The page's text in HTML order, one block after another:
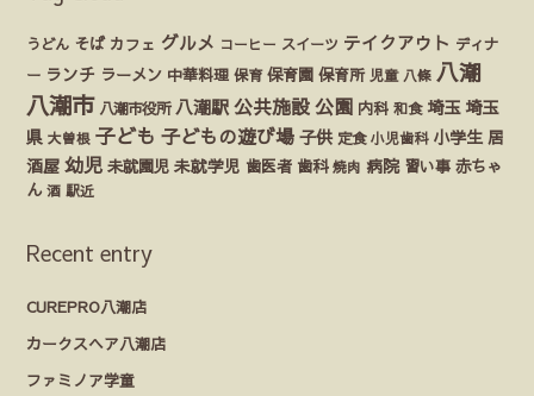
うどん そば カフェ グルメ コーヒー スイーツ テイクアウト ディナ
ー ランチ ラーメン 中華料理 保育 保育園 保育所 児童 八條 八潮
八潮市 八潮市役所 八潮駅 公共施設 公園 内科 和食 埼玉 埼玉
県 大曽根 子ども 子どもの遊び場 子供 定食 小児歯科 小学生 居
酒屋 幼児 未就園児 未就学児 歯医者 歯科 焼肉 病院 習い事 赤ちゃ
ん 酒 駅近
Recent entry
CUREPRO八潮店
カークスヘア八潮店
ファミノア学童